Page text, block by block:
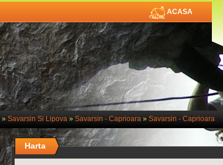
ACASA
» Savarsin Si Lipova» Savarsin - Caprioara» Savarsin - Caprioara
Harta